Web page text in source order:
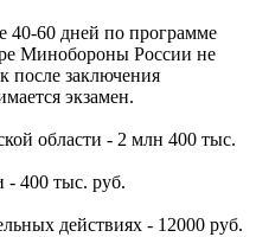
40-60 дней по программе
Минобороны России не
после заключения
экзамен.
области - 2 млн 400 тыс.
400 тыс. руб.
действиях - 12000 руб.